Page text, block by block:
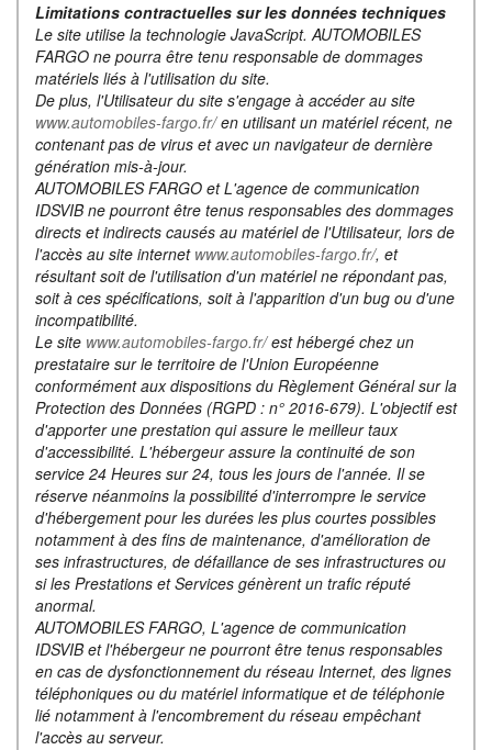
Limitations contractuelles sur les données techniques
Le site utilise la technologie JavaScript. AUTOMOBILES
FARGO ne pourra être tenu responsable de dommages
matériels liés à l'utilisation du site.
De plus, l'Utilisateur du site s'engage à accéder au site
www.automobiles-fargo.fr/en utilisant un matériel récent, ne
contenant pas de virus et avec un navigateur de dernière
génération mis-à-jour.
AUTOMOBILES FARGO et L'agence de communication
IDSVIB ne pourront être tenus responsables des dommages
directs et indirects causés au matériel de l'Utilisateur, lors de
l'accès au site internet www.automobiles-fargo.fr/, et
résultant soit de l'utilisation d'un matériel ne répondant pas,
soit à ces spécifications, soit à l'apparition d'un bug ou d'une
incompatibilité.
Le site www.automobiles-fargo.fr/est hébergé chez un
prestataire sur le territoire de l'Union Européenne
conformément aux dispositions du Règlement Général sur la
Protection des Données (RGPD : n° 2016-679). L'objectif est
d'apporter une prestation qui assure le meilleur taux
d'accessibilité. L'hébergeur assure la continuité de son
service 24 Heures sur 24, tous les jours de l'année. Il se
réserve néanmoins la possibilité d'interrompre le service
d'hébergement pour les durées les plus courtes possibles
notamment à des fins de maintenance, d'amélioration de
ses infrastructures, de défaillance de ses infrastructures ou
si les Prestations et Services génèrent un trafic réputé
anormal.
AUTOMOBILES FARGO, L'agence de communication
IDSVIB et l'hébergeur ne pourront être tenus responsables
en cas de dysfonctionnement du réseau Internet, des lignes
téléphoniques ou du matériel informatique et de téléphonie
lié notamment à l'encombrement du réseau empêchant
l'accès au serveur.